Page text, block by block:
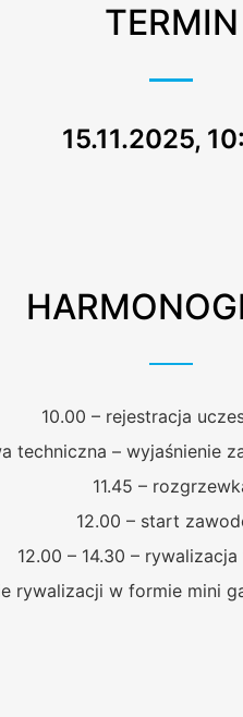
TERMIN
15.11.2025,
10.00 – rejestracja
techniczna – wyjaśnienie
11.45 –
12.00 – start
12.00 – 14.30 –
rywalizacji w formie mini